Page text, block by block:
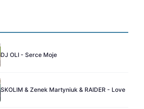
DJ OLI - Serce Moje
SKOLIM & Zenek Martyniuk & RAIDER - Love